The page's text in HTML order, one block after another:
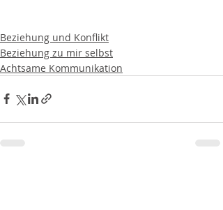
Beziehung und Konflikt
Beziehung zu mir selbst
Achtsame Kommunikation